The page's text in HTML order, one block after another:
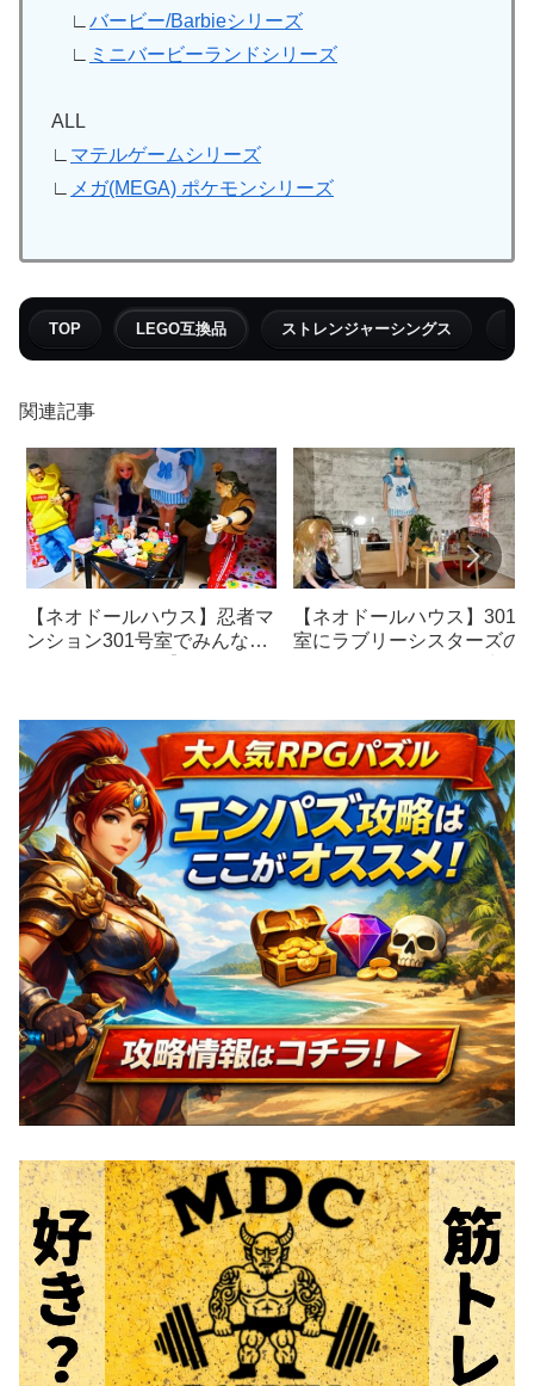
∟ バービー/Barbieシリーズ
∟
ミニバービーランドシリーズ
ALL
∟ マテルゲームシリーズ
∟
メガ(MEGA) ポケモンシリーズ
TOP LEGO互換品 ストレンジャーシングス
関連記事
【ネオドールハウス】忍者マ
ンション301号室でみんな揃
【ネオドールハウス】301号
室にラブリーシスターズの